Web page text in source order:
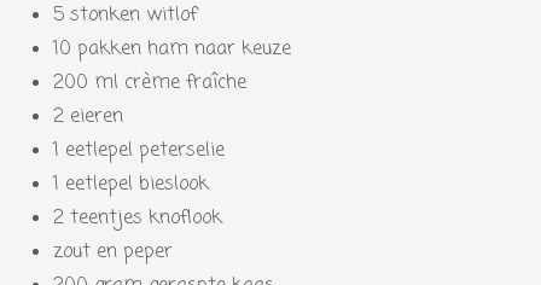
5 stonken witlof
10 pakken ham naar keuze
200 ml crème fraîche
2 eieren
1 eetlepel peterselie
1 eetlepel bieslook
2 teentjes knoflook
zout en peper